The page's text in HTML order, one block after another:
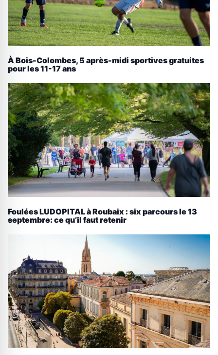
À Bois-Colombes, 5 après-midi sportives gratuites
pour les 11-17 ans
Foulées LUDOPITAL à Roubaix : six parcours le 13
septembre: ce qu’il faut retenir